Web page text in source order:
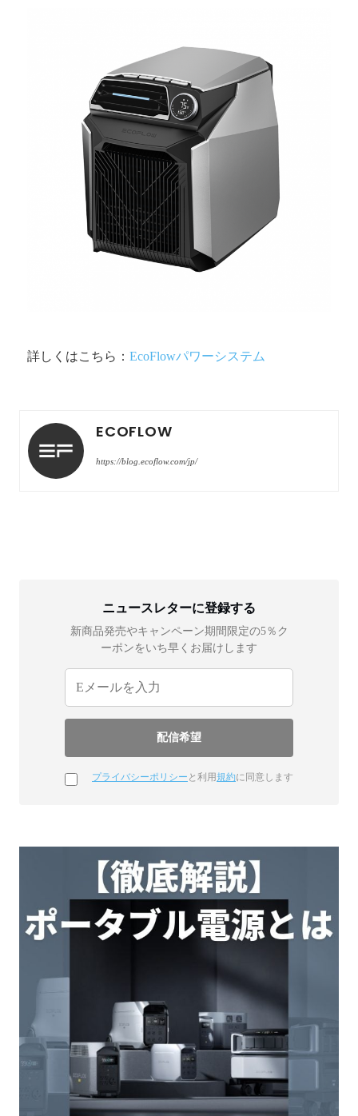
詳しくはこちら： EcoFlowパワーシステム
ECOFLOW
https://blog.ecoflow.com/jp/
ニュースレターに登録する
新商品発売やキャンペーン期間限定の5％ク
ーポンをいち早くお届けします
プライバシーポリシー と利用規約に同意します